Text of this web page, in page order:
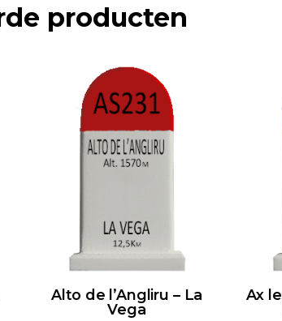
producten
Alto de l’Angliru – La
Vega
Ax